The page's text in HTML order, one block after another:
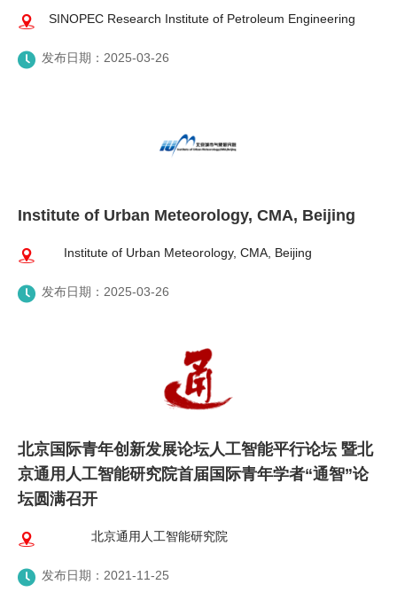
SINOPEC Research Institute of Petroleum Engineering
发布日期：2025-03-26
Institute of Urban Meteorology, CMA, Beijing
Institute of Urban Meteorology, CMA, Beijing
发布日期：2025-03-26
北京国际青年创新发展论坛人工智能平行论坛 暨北
京通用人工智能研究院首届国际青年学者“通智”论
坛圆满召开
北京通用人工智能研究院
发布日期：2021-11-25